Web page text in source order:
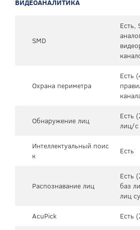
ВИДЕОАНАЛИТИКА
SMD
Есть,
Охрана периметра
Есть
Обнаружение лиц
Есть
лиц/с
Интеллектуальный поис
к
Есть
Распознавание лиц
Есть
баз
лиц
AcuPick
Есть